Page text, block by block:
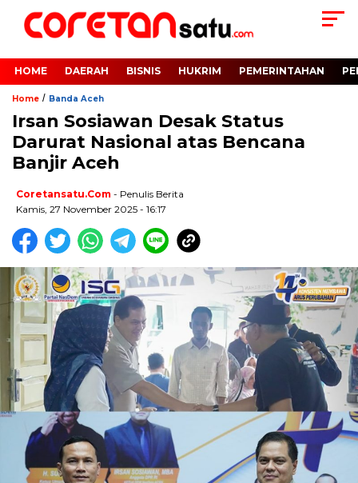
HOME DAERAH BISNIS HUKRIM PEMERINTAHAN
Home / Banda Aceh
Irsan Sosiawan Desak Status
Darurat Nasional atas Bencana
Banjir Aceh
Coretansatu.com - Penulis Berita
Kamis, 27 November 2025 - 16:17